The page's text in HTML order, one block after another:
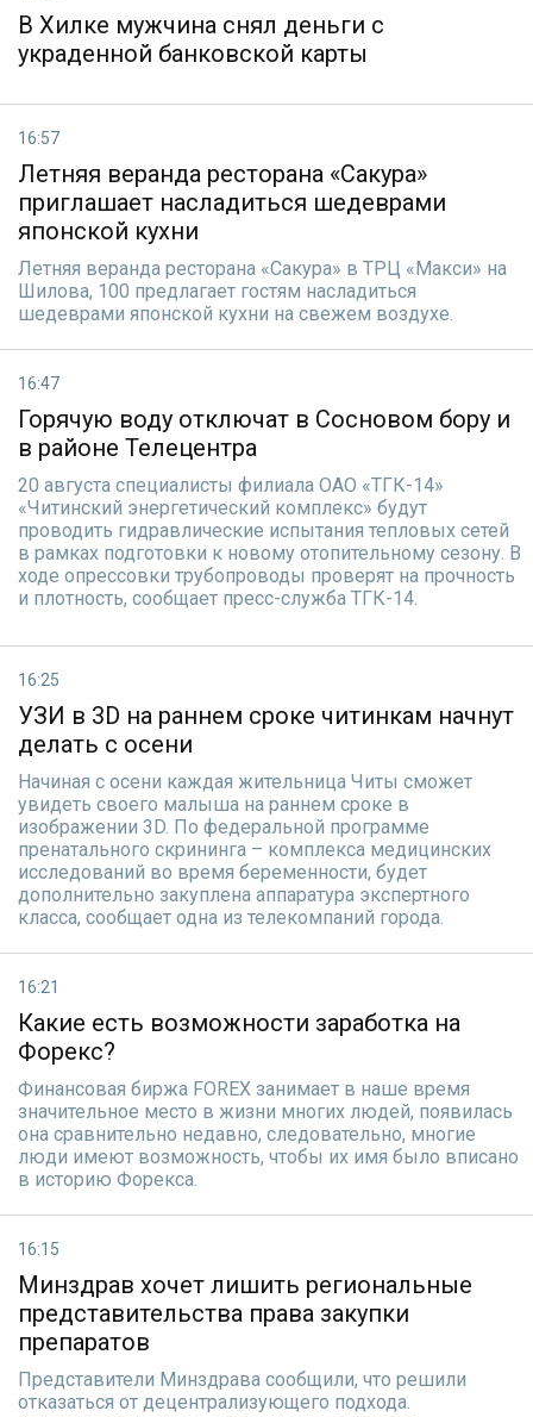
В Хилке мужчина снял деньги с
украденной банковской карты
16:57
Летняя веранда ресторана «Сакура»
приглашает насладиться шедеврами
японской кухни
Летняя веранда ресторана «Сакура» в ТРЦ «Макси» на
Шилова, 100 предлагает гостям насладиться
шедеврами японской кухни на свежем воздухе.
16:47
Горячую воду отключат в Сосновом бору и
в районе Телецентра
20 августа специалисты филиала ОАО «ТГК-14»
«Читинский энергетический комплекс» будут
проводить гидравлические испытания тепловых сетей
в рамках подготовки к новому отопительному сезону. В
ходе опрессовки трубопроводы проверят на прочность
и плотность, сообщает пресс-служба ТГК-14.
16:25
УЗИ в 3D на раннем сроке читинкам начнут
делать с осени
Начиная с осени каждая жительница Читы сможет
увидеть своего малыша на раннем сроке в
изображении 3D. По федеральной программе
пренатального скрининга – комплекса медицинских
исследований во время беременности, будет
дополнительно закуплена аппаратура экспертного
класса, сообщает одна из телекомпаний города.
16:21
Какие есть возможности заработка на
Форекс?
Финансовая биржа FOREX занимает в наше время
значительное место в жизни многих людей, появилась
она сравнительно недавно, следовательно, многие
люди имеют возможность, чтобы их имя было вписано
в историю Форекса.
16:15
Минздрав хочет лишить региональные
представительства права закупки
препаратов
Представители Минздрава сообщили, что решили
отказаться от децентрализующего подхода.